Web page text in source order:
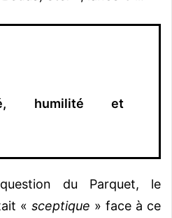
humilité et
du Parquet, le
« sceptique » face à ce